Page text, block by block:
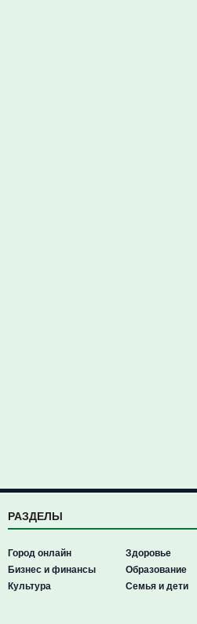
РАЗДЕЛЫ
Город онлайн
Бизнес и финансы
Культура
Здоровье
Образование
Семья и дети